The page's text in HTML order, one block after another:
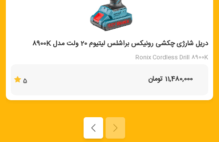
دریل شارژی چکشی رونیکس براشلس لیتیوم 20 ولت مدل 8900K
Ronix Cordless Drill 8900K
11,480,000 تومان 5